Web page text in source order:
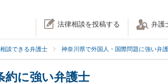
法律相談を投稿する 弁護
談できる弁護士 神奈川県で外国人・国際問題に強い弁
約に強い弁護士